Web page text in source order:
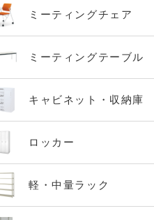
ミーティングチェア
ミーティングテーブル
キャビネット・収納庫
ロッカー
軽・中量ラック